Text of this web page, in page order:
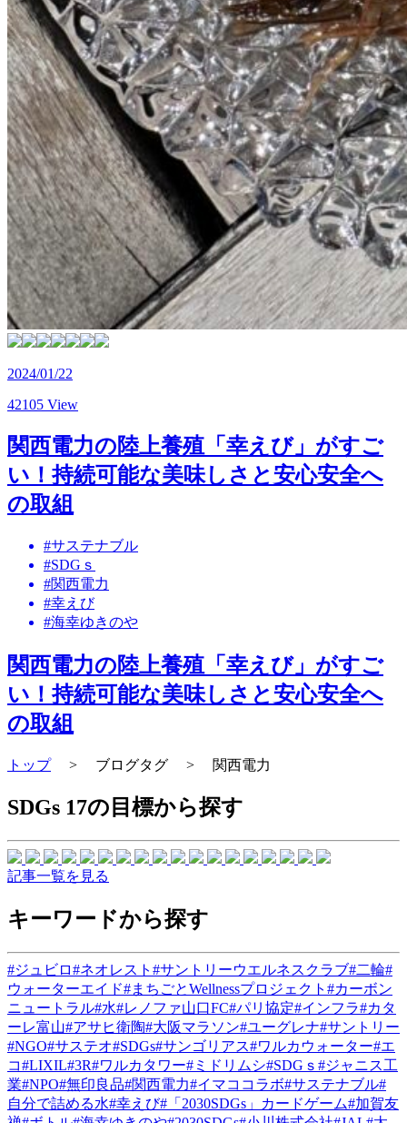
2024/01/22
42105 View
関西電力の陸上養殖「幸えび」がすご
い！持続可能な美味しさと安心安全へ
の取組
#サステナブル
#SDGｓ
#関西電力
#幸えび
#海幸ゆきのや
関西電力の陸上養殖「幸えび」がすご
い！持続可能な美味しさと安心安全へ
の取組
トップ> ブログタグ > 関西電力
SDGs 17の目標から探す
記事一覧を見る
キーワードから探す
#ジュビロ#ネオレスト #サントリーウエルネスクラブ#二輪#
ウォーターエイド#まちごとWellnessプロジェクト #カーボン
ニュートラル#水#レノファ山口FC#パリ協定#インフラ#カタ
ーレ富山#アサヒ衛陶#大阪マラソン#ユーグレナ#サントリー
#NGO#サステオ#SDGs#サンゴリアス#ワルカウォーター#エ
コ#LIXIL#3R#ワルカタワー#ミドリムシ#SDGｓ #ジャニス工
業#NPO#無印良品#関西電力#イマココラボ#サステナブル#
自分で詰める水#幸えび#「2030SDGs」カードゲーム#加賀友